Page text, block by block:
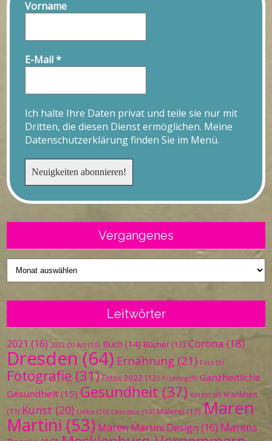
Vorname
E-Mail*
Ich halte Ihre Daten privat und teile sie nur mit
Dritten, die diesen Dienst ermöglichen. Meine
Datenschutzerklärung finden Sie im Menü.
Vergangenes
Vergangenes
Leitwörter
2021 (16) 2022 (9) Art (10) Buch (14) Bücher (12) Corona (18)
Dresden (64) Ernährung (21) Foto (9)
Fotografie (31) Fotos 2022 (12) Frühling (9) Ganzheitliche
Gesundheit (15) Gesundheit (37) Kinder (9) Krankheit
(11) Kunst (20) Liebe (10) Literatur (10) Malerei (12) Maren
Martini (53) Maren Martini Design (16) Marens